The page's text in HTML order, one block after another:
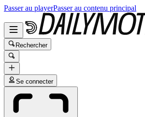
Passer au playerPasser au contenu principal
Rechercher
Se connecter